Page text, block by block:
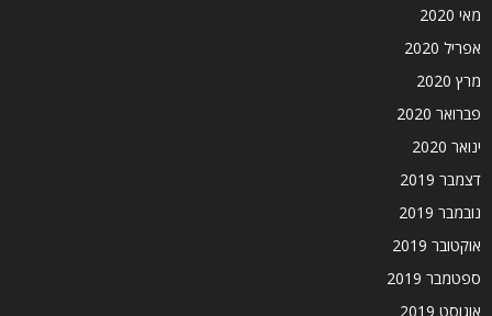
מאי 2020
אפריל 2020
מרץ 2020
פברואר 2020
ינואר 2020
דצמבר 2019
נובמבר 2019
אוקטובר 2019
ספטמבר 2019
אוגוסט 2019